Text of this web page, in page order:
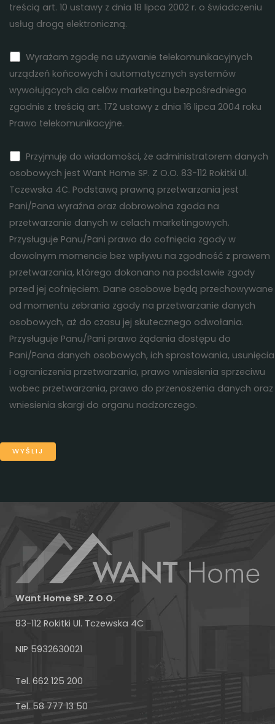
treścią art. 10 ustawy z dnia 18 lipca 2002 r. o świadczeniu
usług drogą elektroniczną.
Wyrażam zgodę na używanie telekomunikacyjnych
urządzeń końcowych i automatycznych systemów
wywołujących dla celów marketingu bezpośredniego
zgodnie z treścią art. 172 ustawy z dnia 16 lipca 2004 roku
Prawo telekomunikacyjne.
Przyjmuję do wiadomości, że administratorem danych
osobowych jest Want Home SP. Z O.O. 83-112 Rokitki Ul.
Tczewska 4C. Podstawą prawną przetwarzania jest
Pani/Pana wyraźna oraz dobrowolna zgoda na
przetwarzanie danych w celach marketingowych.
Przysługuje Panu/Pani prawo do cofnięcia zgody w
dowolnym momencie bez wpływu na zgodność z prawem
przetwarzania, którego dokonano na podstawie zgody
przed jej cofnięciem. Dane osobowe będą przechowywane
od momentu zebrania zgody na przetwarzanie danych
osobowych, aż do czasu jej skutecznego odwołania.
Przysługuje Panu/Pani prawo żądania dostępu do
Pani/Pana danych osobowych, ich sprostowania, usunięcia
i ograniczenia przetwarzania, prawo wniesienia sprzeciwu
wobec przetwarzania, prawo do przenoszenia danych oraz
wniesienia skargi do organu nadzorczego.
Want Home SP. Z O.O.
83-112 Rokitki Ul. Tczewska 4C
NIP 5932630021
Tel. 662 125 200
Tel. 58 777 13 50